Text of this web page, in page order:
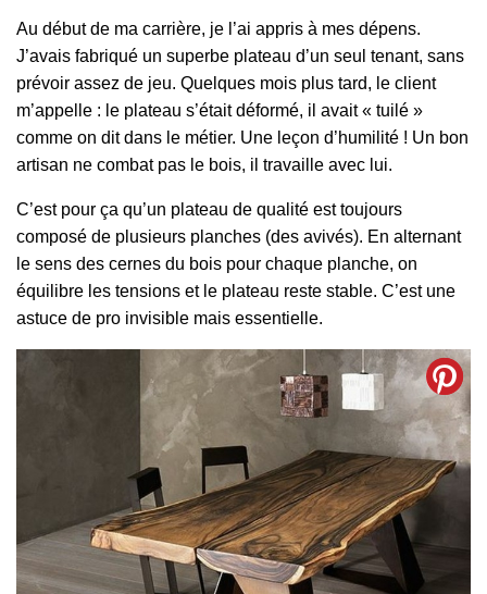
Au début de ma carrière, je l’ai appris à mes dépens.
J’avais fabriqué un superbe plateau d’un seul tenant, sans
prévoir assez de jeu. Quelques mois plus tard, le client
m’appelle : le plateau s’était déformé, il avait « tuilé »
comme on dit dans le métier. Une leçon d’humilité ! Un bon
artisan ne combat pas le bois, il travaille avec lui.
C’est pour ça qu’un plateau de qualité est toujours
composé de plusieurs planches (des avivés). En alternant
le sens des cernes du bois pour chaque planche, on
équilibre les tensions et le plateau reste stable. C’est une
astuce de pro invisible mais essentielle.